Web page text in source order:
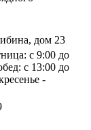
дом 23
с 9:00 до
с 13:00 до
-